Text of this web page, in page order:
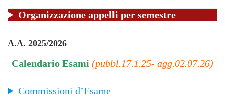
Organizzazione appelli per semestre
A.A. 2025/2026
Calendario Esami (pubbl.17.1.25- agg.02.07.26)
Commissioni d’Esame